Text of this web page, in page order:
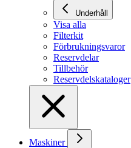
Underhåll
Visa alla
Filterkit
Förbrukningsvaror
Reservdelar
Tillbehör
Reservdelskataloger
Maskiner